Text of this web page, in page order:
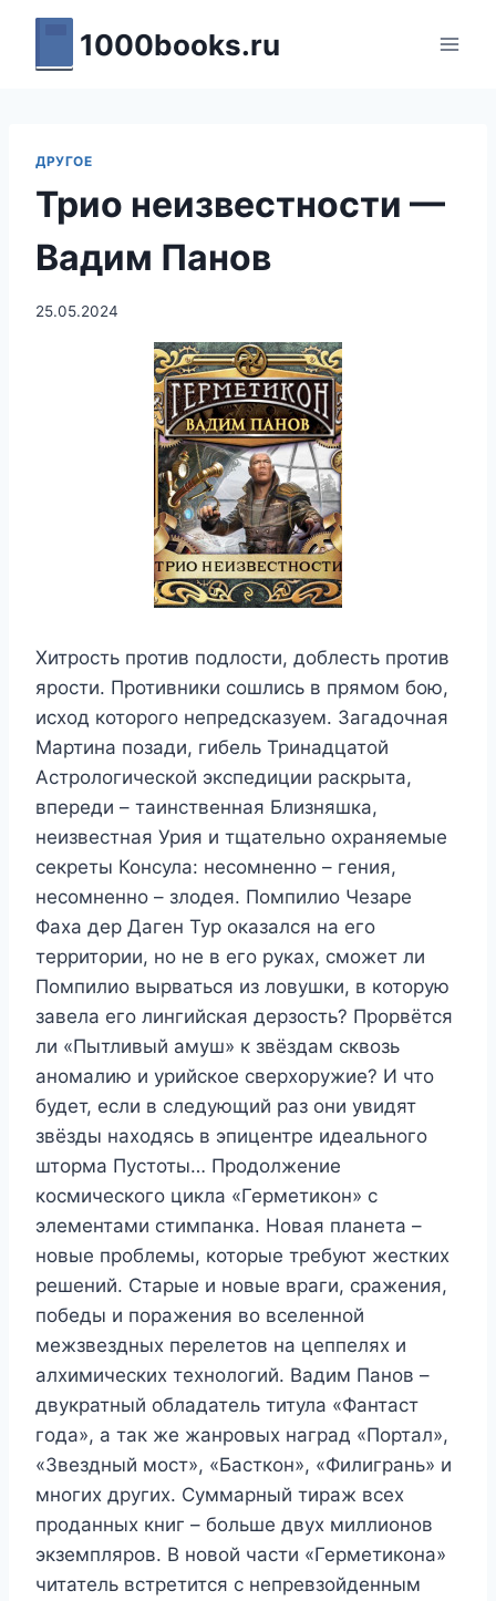
Перейти
содержимому
1000books.ru
ДРУГОЕ
Трио неизвестности —
Вадим Панов
25.05.2024
Хитрость против подлости, доблесть против
ярости. Противники сошлись в прямом бою,
исход которого непредсказуем. Загадочная
Мартина позади, гибель Тринадцатой
Астрологической экспедиции раскрыта,
впереди – таинственная Близняшка,
неизвестная Урия и тщательно охраняемые
секреты Консула: несомненно – гения,
несомненно – злодея. Помпилио Чезаре
Фаха дер Даген Тур оказался на его
территории, но не в его руках, сможет ли
Помпилио вырваться из ловушки, в которую
завела его лингийская дерзость? Прорвётся
ли «Пытливый амуш» к звёздам сквозь
аномалию и урийское сверхоружие? И что
будет, если в следующий раз они увидят
звёзды находясь в эпицентре идеального
шторма Пустоты… Продолжение
космического цикла «Герметикон» с
элементами стимпанка. Новая планета –
новые проблемы, которые требуют жестких
решений. Старые и новые враги, сражения,
победы и поражения во вселенной
межзвездных перелетов на цеппелях и
алхимических технологий. Вадим Панов –
двукратный обладатель титула «Фантаст
года», а так же жанровых наград «Портал»,
«Звездный мост», «Басткон», «Филигрань» и
многих других. Суммарный тираж всех
проданных книг – больше двух миллионов
экземпляров. В новой части «Герметикона»
читатель встретится с непревзойденным